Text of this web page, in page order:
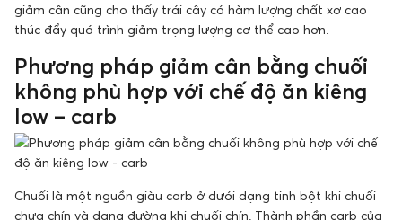
giảm cân cũng cho thấy trái cây có hàm lượng chất xơ cao
thúc đẩy quá trình giảm trọng lượng cơ thể cao hơn.
Phương pháp giảm cân bằng chuối
không phù hợp với chế độ ăn kiêng
low – carb
Chuối là một nguồn giàu carb ở dưới dạng tinh bột khi chuối
chưa chín và dạng đường khi chuối chín. Thành phần carb của